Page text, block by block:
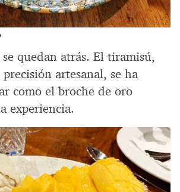
quedan atrás. El tiramisú,
artesanal, se ha
como el broche de oro
experiencia.